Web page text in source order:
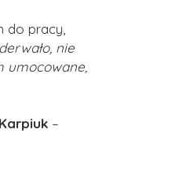
do pracy,
nie
umocowane,
–